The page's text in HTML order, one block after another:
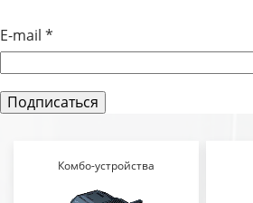
E-mail *
Комбо-устройства